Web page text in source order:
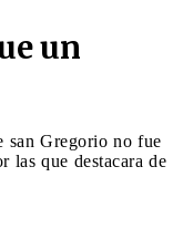
un
san Gregorio no fue
las que destacara de